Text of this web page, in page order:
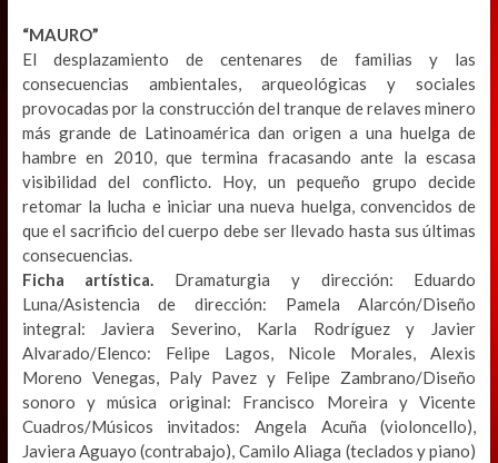
“MAURO”
El desplazamiento de centenares de familias y las
consecuencias ambientales, arqueológicas y sociales
provocadas por la construcción del tranque de relaves minero
más grande de Latinoamérica dan origen a una huelga de
hambre en 2010, que termina fracasando ante la escasa
visibilidad del conflicto. Hoy, un pequeño grupo decide
retomar la lucha e iniciar una nueva huelga, convencidos de
que el sacrificio del cuerpo debe ser llevado hasta sus últimas
consecuencias.
Ficha artística. Dramaturgia y dirección: Eduardo
Luna/Asistencia de dirección: Pamela Alarcón/Diseño
integral: Javiera Severino, Karla Rodríguez y Javier
Alvarado/Elenco: Felipe Lagos, Nicole Morales, Alexis
Moreno Venegas, Paly Pavez y Felipe Zambrano/Diseño
sonoro y música original: Francisco Moreira y Vicente
Cuadros/Músicos invitados: Angela Acuña (violoncello),
Javiera Aguayo (contrabajo), Camilo Aliaga (teclados y piano)